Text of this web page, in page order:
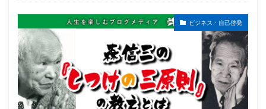
ビジネス・自己啓発